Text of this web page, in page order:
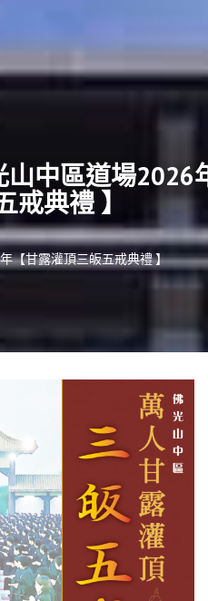
中區道場2026
典禮 】
【甘露灌頂三皈五戒典禮 】